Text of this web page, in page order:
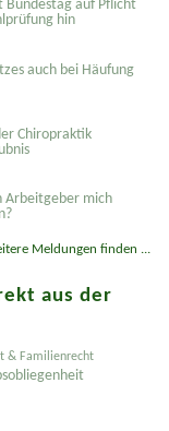
Bundestag auf Pflicht
hin
auch bei Häufung
Chiropraktik
Arbeitgeber mich
Meldungen finden ...
aus der
& Familienrecht